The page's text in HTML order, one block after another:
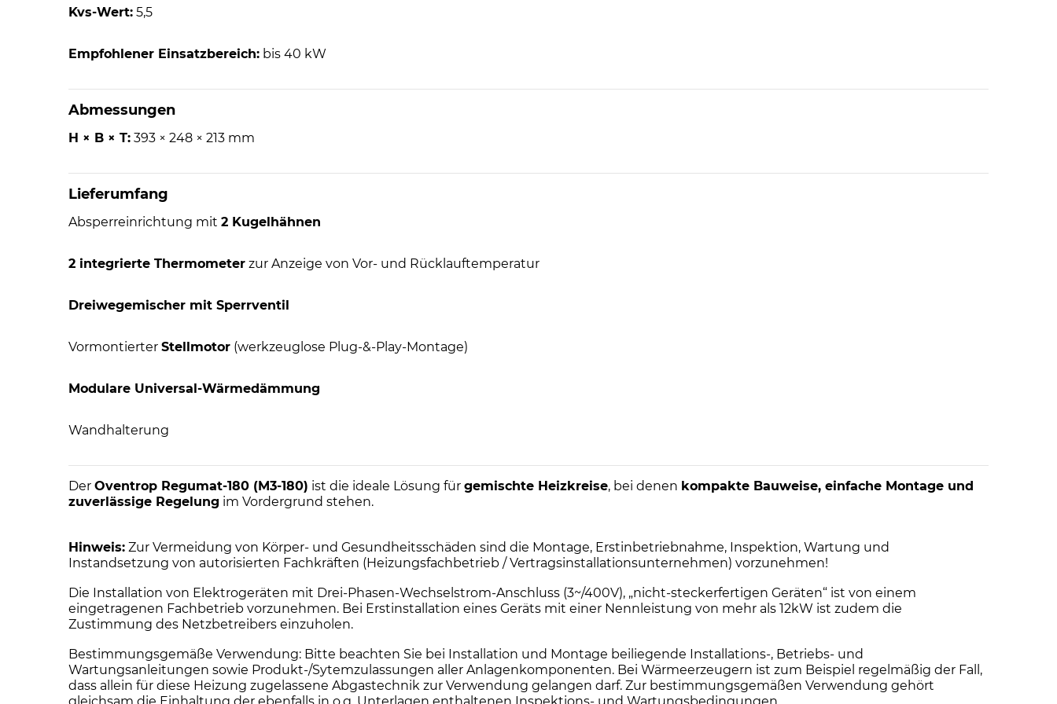
Kvs-Wert: 5,5
Empfohlener Einsatzbereich: bis 40 kW
Abmessungen
H × B × T: 393 × 248 × 213 mm
Lieferumfang
Absperreinrichtung mit 2 Kugelhähnen
2 integrierte Thermometer zur Anzeige von Vor- und Rücklauftemperatur
Dreiwegemischer mit Sperrventil
Vormontierter Stellmotor (werkzeuglose Plug-&-Play-Montage)
Modulare Universal-Wärmedämmung
Wandhalterung
Der Oventrop Regumat-180 (M3-180) ist die ideale Lösung für gemischte Heizkreise, bei denen kompakte Bauweise, einfache Montage und
zuverlässige Regelung im Vordergrund stehen.
Hinweis: Zur Vermeidung von Körper- und Gesundheitsschäden sind die Montage, Erstinbetriebnahme, Inspektion, Wartung und
Instandsetzung von autorisierten Fachkräften (Heizungsfachbetrieb / Vertragsinstallationsunternehmen) vorzunehmen!
Die Installation von Elektrogeräten mit Drei-Phasen-Wechselstrom-Anschluss (3~/400V), „nicht-steckerfertigen Geräten“ ist von einem
eingetragenen Fachbetrieb vorzunehmen. Bei Erstinstallation eines Geräts mit einer Nennleistung von mehr als 12kW ist zudem die
Zustimmung des Netzbetreibers einzuholen.
Bestimmungsgemäße Verwendung: Bitte beachten Sie bei Installation und Montage beiliegende Installations-, Betriebs- und
Wartungsanleitungen sowie Produkt-/Sytemzulassungen aller Anlagenkomponenten. Bei Wärmeerzeugern ist zum Beispiel regelmäßig der Fall,
dass allein für diese Heizung zugelassene Abgastechnik zur Verwendung gelangen darf. Zur bestimmungsgemäßen Verwendung gehört